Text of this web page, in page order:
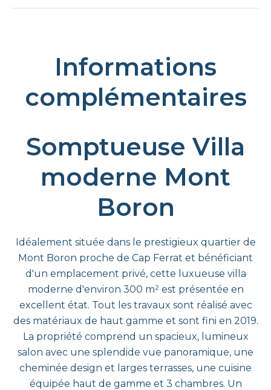
Informations
complémentaires
Somptueuse Villa
moderne Mont
Boron
Idéalement située dans le prestigieux quartier de
Mont Boron proche de Cap Ferrat et bénéficiant
d'un emplacement privé, cette luxueuse villa
moderne d'environ 300 m² est présentée en
excellent état. Tout les travaux sont réalisé avec
des matériaux de haut gamme et sont fini en 2019.
La propriété comprend un spacieux, lumineux
salon avec une splendide vue panoramique, une
cheminée design et larges terrasses, une cuisine
équipée haut de gamme et 3 chambres. Un